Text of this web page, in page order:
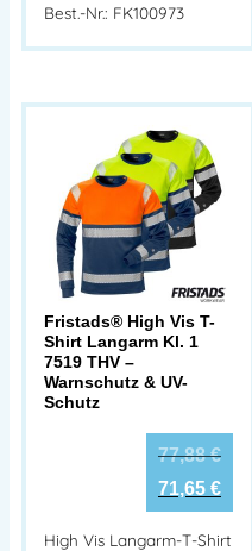
Best.-Nr.: FK100973
Fristads® High Vis T-
Shirt Langarm Kl. 1
7519 THV –
Warnschutz & UV-
Schutz
77,88€
71,65 €
High Vis Langarm-T-Shirt